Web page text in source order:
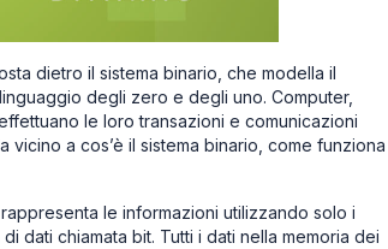
dietro il sistema binario, che modella il
degli zero e degli uno. Computer,
le loro transazioni e comunicazioni
a cos’è il sistema binario, come funziona
le informazioni utilizzando solo i
dati chiamata bit. Tutti i dati nella memoria dei